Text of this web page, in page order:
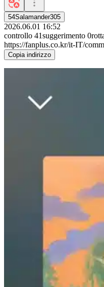
54Salamander305
2026.06.01 16:52
controllo 41suggerimento 0
https://fanplus.co.kr/it-IT/
Copia indirizzo